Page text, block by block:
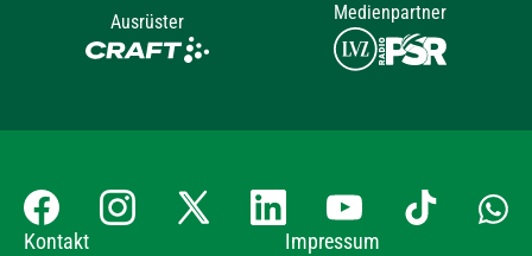
Ausrüster Medienpartner
Kontakt Impressum